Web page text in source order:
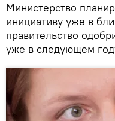
Министерство
инициативу уже в
правительство
уже в следующем